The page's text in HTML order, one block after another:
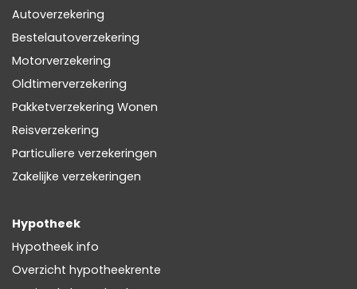
Autoverzekering
Bestelautoverzekering
Motorverzekering
Oldtimerverzekering
Pakketverzekering Wonen
Reisverzekering
Particuliere verzekeringen
Zakelijke verzekeringen
Hypotheek
Hypotheek info
Overzicht hypotheekrente